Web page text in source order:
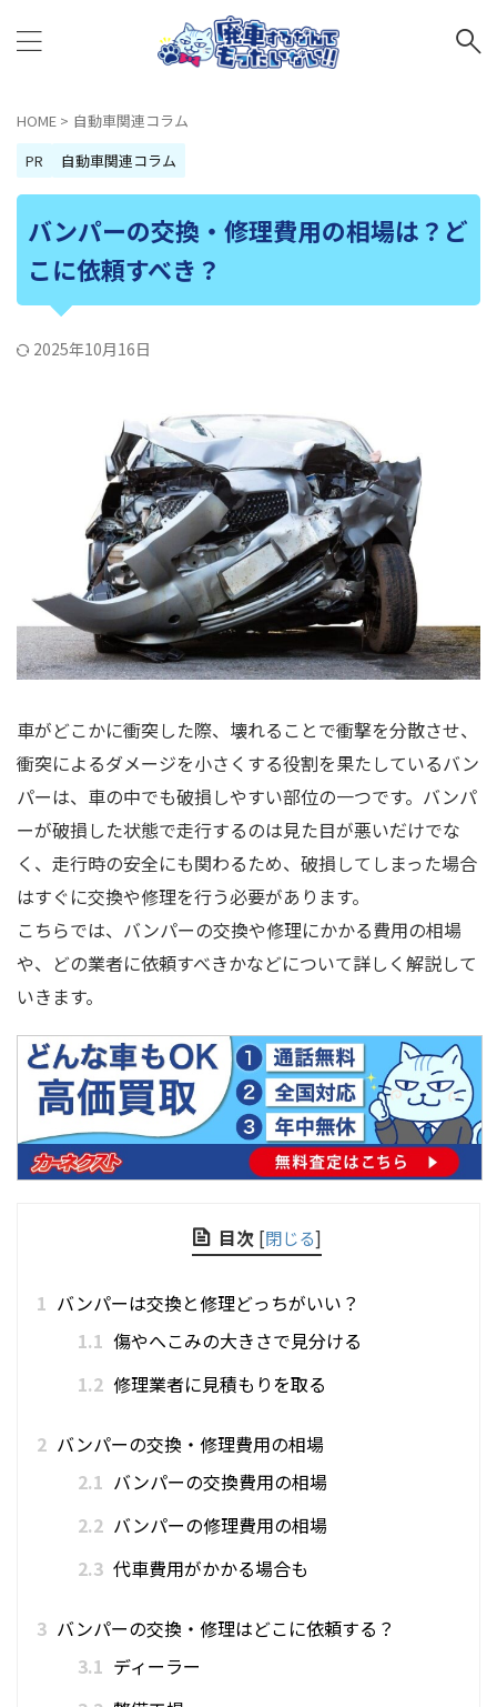
HOME > 自動車関連コラム
PR
自動車関連コラム
バンパーの交換・修理費用の相場は？ど
こに依頼すべき？
2025年10月16日
車がどこかに衝突した際、壊れることで衝撃を分散させ、
衝突によるダメージを小さくする役割を果たしているバン
パーは、車の中でも破損しやすい部位の一つです。バンパ
ーが破損した状態で走行するのは見た目が悪いだけでな
く、走行時の安全にも関わるため、破損してしまった場合
はすぐに交換や修理を行う必要があります。
こちらでは、バンパーの交換や修理にかかる費用の相場
や、どの業者に依頼すべきかなどについて詳しく解説して
いきます。
目次 [閉じる]
1 バンパーは交換と修理どっちがいい？
1.1 傷やへこみの大きさで見分ける
1.2 修理業者に見積もりを取る
2 バンパーの交換・修理費用の相場
2.1 バンパーの交換費用の相場
2.2 バンパーの修理費用の相場
2.3 代車費用がかかる場合も
3 バンパーの交換・修理はどこに依頼する？
3.1 ディーラー